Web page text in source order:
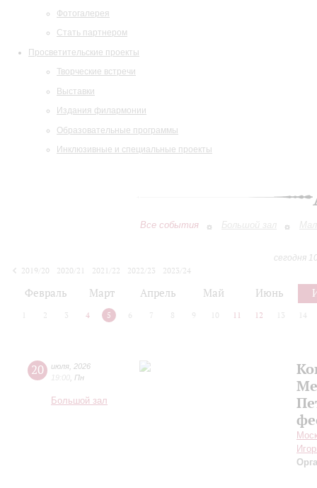
Фотогалерея
Стать партнером
Просветительские проекты
Творческие встречи
Выставки
Издания филармонии
Образовательные программы
Инклюзивные и специальные проекты
Все события Большой зал
сегодня
2019/20
2020/21 2021/22 2022/23
2023/24
Февраль Март Апрель Май Июнь
2 3 4 5 6 7 8 9 10 11 12 13 14
20 июля 2026
19:00 Пн
Большой зал